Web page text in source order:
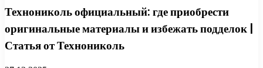
Технониколь официальный: где приобрести
оригинальные материалы и избежать подделок |
Статья от Технониколь